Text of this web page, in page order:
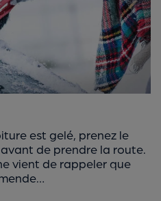
est gelé, prenez le
de prendre la route.
vient de rappeler que